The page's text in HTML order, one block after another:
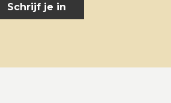
Schrijf je in